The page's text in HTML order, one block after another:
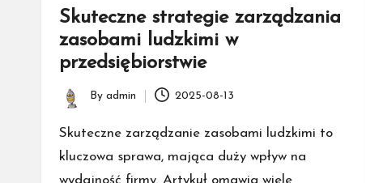
Skuteczne strategie zarządzania
zasobami ludzkimi w
przedsiębiorstwie
Posted
by
By admin 2025-08-13
Skuteczne zarządzanie zasobami ludzkimi to
kluczowa sprawa, mająca duży wpływ na
wydajność firmy. Artykuł omawia wiele